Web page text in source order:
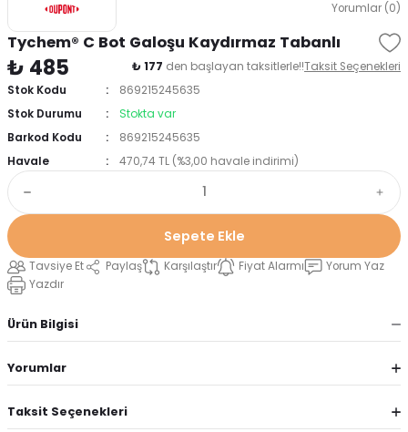
Yorumlar (0)
Tychem® C Bot Galoşu Kaydırmaz Tabanlı
₺ 485 ₺ 177 den başlayan taksitlerle!!Taksit Seçenekleri
Stok Kodu
869215245635
Stok Durumu
Stokta var
Barkod Kodu
869215245635
Havale
470,74 TL (%3,00 havale indirimi)
Sepete Ekle
Tavsiye Et Paylaş Karşılaştır Fiyat Alarmı
Yorum Yaz
Yazdır
Ürün Bilgisi
Yorumlar
Taksit Seçenekleri